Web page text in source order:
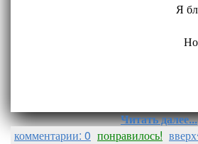
Я
Читать далее...
комментарии: 0 понравилось!